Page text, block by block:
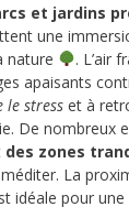
et jardins
une
nature
. L’air
apaisants
le stress et à
De nombreux
des zones
La
idéale pour une